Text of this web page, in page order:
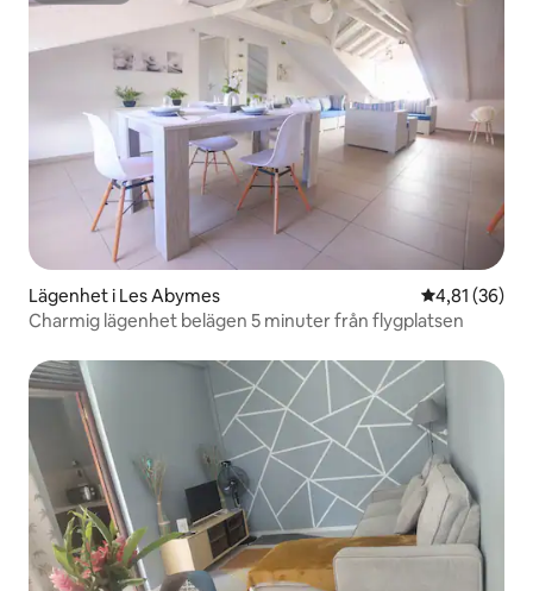
Lägenhet i Les Abymes 4,81 av 5 i
4,81 (36)
Charmig lägenhet belägen 5 minuter från flygplatsen